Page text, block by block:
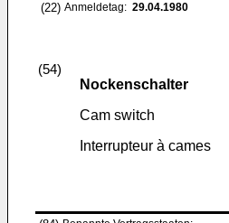
(22) Anmeldetag: 29.04.1980
(54)
Nockenschalter
Cam switch
Interrupteur à cames